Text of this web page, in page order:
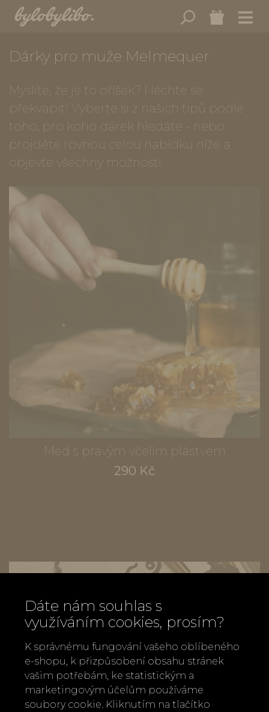
Dárky pro muže Melmequer
Myslíte, že je to oříšek? Nechte se
překvapit! Vyberte si z našich tipů podle
toho, pro koho dárek hledáte - nebo
projděte rovnou celou nabídku níže a
objevte všechny možnosti.
Med s pravým včelím plástvem
290 Kč
Dáte nám souhlas s
využíváním cookies, prosím?
K správnému fungování vašeho oblíbeného
e-shopu, k přizpůsobení obsahu stránek
vašim potřebám, ke statistickým a
marketingovým účelům používáme
soubory cookie. Kliknutím na tlačítko